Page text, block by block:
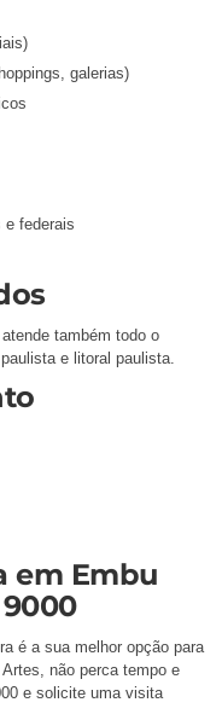
galerias)
e federais
também todo o
e litoral paulista.
em Embu
é a sua melhor opção para
não perca tempo e
e solicite uma visita